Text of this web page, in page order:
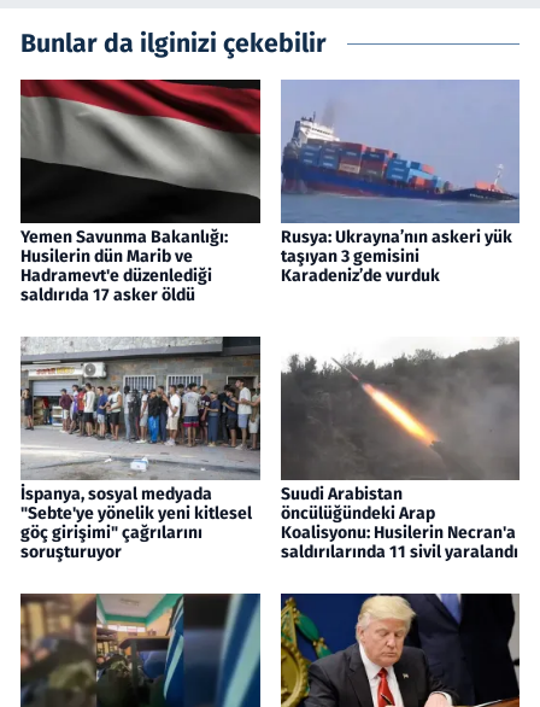
Bunlar da ilginizi çekebilir
Yemen Savunma Bakanlığı:
Husilerin dün Marib ve
Hadramevt'e düzenlediği
saldırıda 17 asker öldü
Rusya: Ukrayna’nın askeri yük
taşıyan 3 gemisini
Karadeniz’de vurduk
İspanya, sosyal medyada
"Sebte'ye yönelik yeni kitlesel
göç girişimi" çağrılarını
soruşturuyor
Suudi Arabistan
öncülüğündeki Arap
Koalisyonu: Husilerin Necran'a
saldırılarında 11 sivil yaralandı